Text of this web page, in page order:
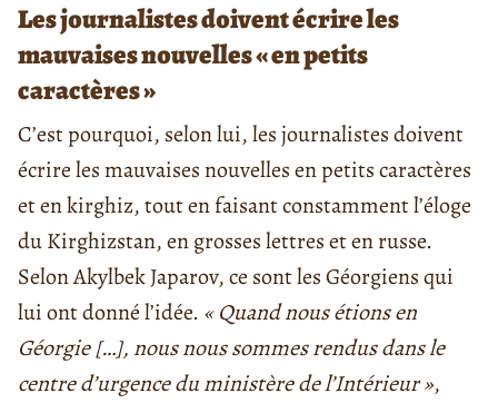
Les journalistes doivent écrire les
mauvaises nouvelles « en petits
caractères »
C’est pourquoi, selon lui, les journalistes doivent
écrire les mauvaises nouvelles en petits caractères
et en kirghiz, tout en faisant constamment l’éloge
du Kirghizstan, en grosses lettres et en russe.
Selon Akylbek Japarov, ce sont les Géorgiens qui
lui ont donné l’idée. « Quand nous étions en
Géorgie […], nous nous sommes rendus dans le
centre d’urgence du ministère de l’Intérieur »,